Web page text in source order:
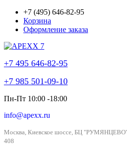
+7 (495) 646-82-95
Корзина
Оформление заказа
+7 495 646-82-95
+7 985 501-09-10
Пн-Пт 10:00 -18:00
info@apexx.ru
Москва, Киевское шоссе, БЦ
408